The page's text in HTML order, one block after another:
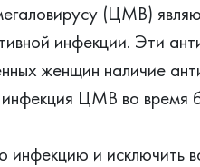
(ЦМВ)
инфекции. Эти
женщин наличие
ЦМВ во время
инфекцию и исключить